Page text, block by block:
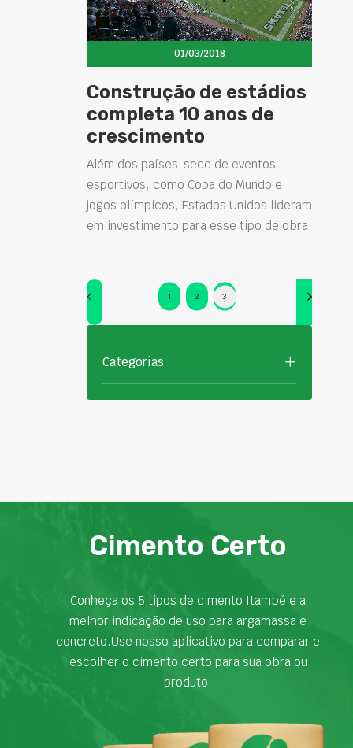
01/03/2018
Construção de estádios
completa 10 anos de
crescimento
Além dos países-sede de eventos
esportivos, como Copa do Mundo e
jogos olímpicos, Estados Unidos lideram
em investimento para esse tipo de obra
1 2 3
Categorias
Cimento Certo
Conheça os 5 tipos de cimento Itambé e a
melhor indicação de uso para argamassa e
concreto.Use nosso aplicativo para comparar e
escolher o cimento certo para sua obra ou
produto.